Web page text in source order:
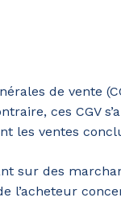
de vente
ces CGV
les ventes
sur des
l’acheteur